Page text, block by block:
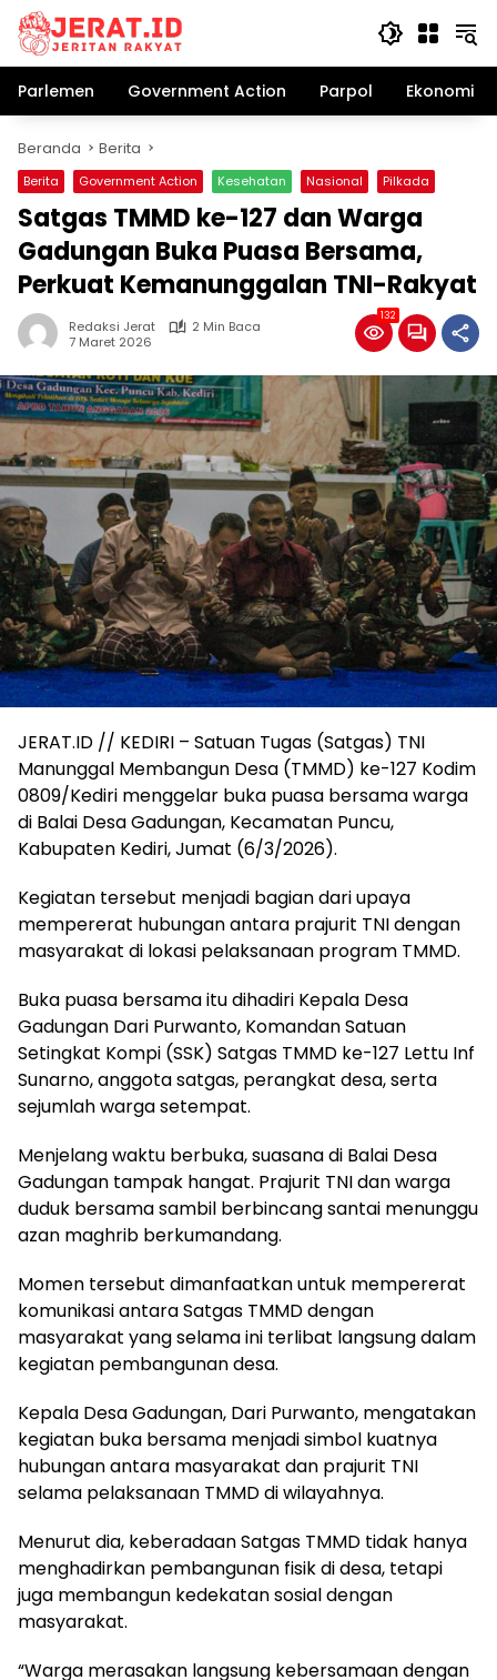
Langsung
konten
Parlemen
Government Action Parpol Ekonomi
Beranda Berita
Berita Government Action Kesehatan Nasional Pilkada
Satgas TMMD ke-127 dan Warga
Gadungan Buka Puasa Bersama,
Perkuat Kemanunggalan TNI-Rakyat
Redaksi Jerat
2 Min Baca
7 Maret 2026
132
JERAT.ID // KEDIRI – Satuan Tugas (Satgas) TNI
Manunggal Membangun Desa (TMMD) ke-127 Kodim
0809/Kediri menggelar buka puasa bersama warga
di Balai Desa Gadungan, Kecamatan Puncu,
Kabupaten Kediri, Jumat (6/3/2026).
Kegiatan tersebut menjadi bagian dari upaya
mempererat hubungan antara prajurit TNI dengan
masyarakat di lokasi pelaksanaan program TMMD.
Buka puasa bersama itu dihadiri Kepala Desa
Gadungan Dari Purwanto, Komandan Satuan
Setingkat Kompi (SSK) Satgas TMMD ke-127 Lettu Inf
Sunarno, anggota satgas, perangkat desa, serta
sejumlah warga setempat.
Menjelang waktu berbuka, suasana di Balai Desa
Gadungan tampak hangat. Prajurit TNI dan warga
duduk bersama sambil berbincang santai menunggu
azan maghrib berkumandang.
Momen tersebut dimanfaatkan untuk mempererat
komunikasi antara Satgas TMMD dengan
masyarakat yang selama ini terlibat langsung dalam
kegiatan pembangunan desa.
Kepala Desa Gadungan, Dari Purwanto, mengatakan
kegiatan buka bersama menjadi simbol kuatnya
hubungan antara masyarakat dan prajurit TNI
selama pelaksanaan TMMD di wilayahnya.
Menurut dia, keberadaan Satgas TMMD tidak hanya
menghadirkan pembangunan fisik di desa, tetapi
juga membangun kedekatan sosial dengan
masyarakat.
“Warga merasakan langsung kebersamaan dengan